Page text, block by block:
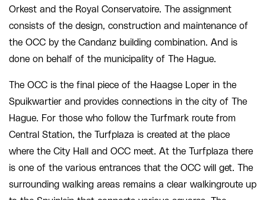
Orkest and the Royal Conservatoire. The assignment
consists of the design, construction and maintenance of
the OCC by the Candanz building combination. And is
done on behalf of the municipality of The Hague.
The OCC is the final piece of the Haagse Loper in the
Spuikwartier and provides connections in the city of The
Hague. For those who follow the Turfmark route from
Central Station, the Turfplaza is created at the place
where the City Hall and OCC meet. At the Turfplaza there
is one of the various entrances that the OCC will get. The
surrounding walking areas remains a clear walkingroute up